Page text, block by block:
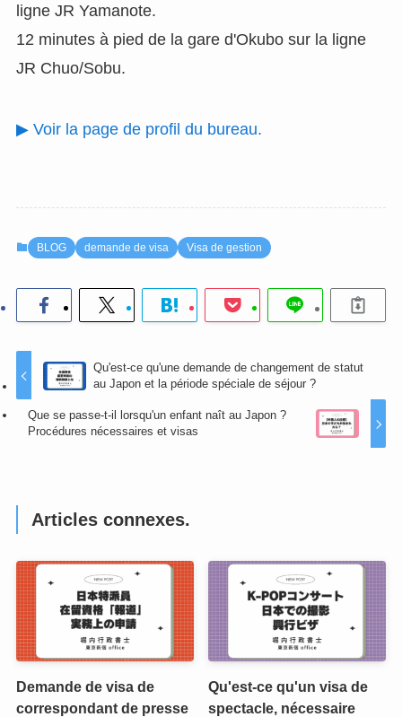
ligne JR Yamanote.
12 minutes à pied de la gare d'Okubo sur la ligne
JR Chuo/Sobu.
▶ Voir la page de profil du bureau.
BLOG demande de visa Visa de gestion
Qu'est-ce qu'une demande de changement de statut
au Japon et la période spéciale de séjour ?
Que se passe-t-il lorsqu'un enfant naît au Japon ?
Procédures nécessaires et visas
Articles connexes.
Demande de visa de
correspondant de presse
Qu'est-ce qu'un visa de
spectacle, nécessaire